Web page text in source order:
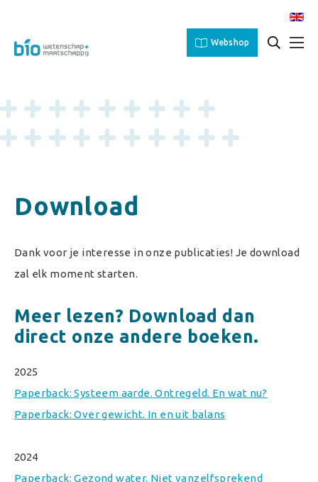
Webshop
Download
Dank voor je interesse in onze publicaties! Je download
zal elk moment starten.
Meer lezen? Download dan
direct onze andere boeken.
2025
Paperback: Systeem aarde. Ontregeld. En wat nu?
Paperback: Over gewicht. In en uit balans
2024
Paperback: Gezond water. Niet vanzelfsprekend